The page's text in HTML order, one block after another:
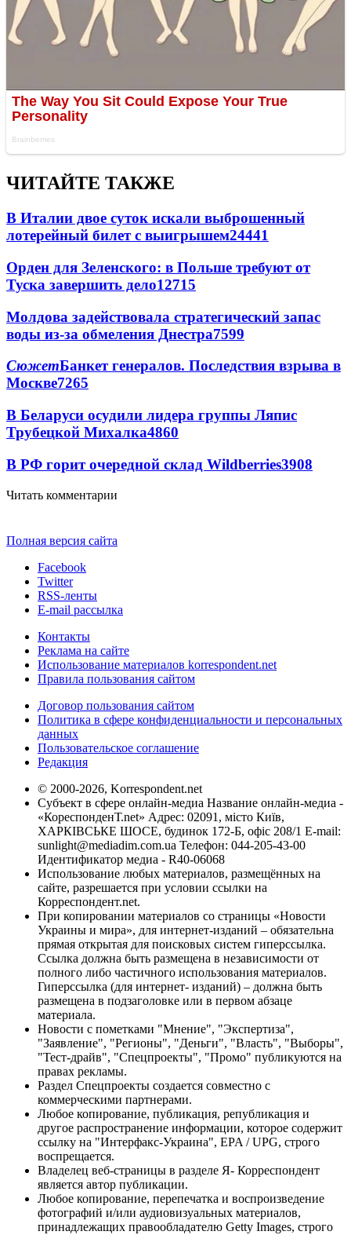
ЧИТАЙТЕ ТАКЖЕ
В Италии двое суток искали выброшенный
лотерейный билет с выигрышем24441
Орден для Зеленского: в Польше требуют от
Туска завершить дело12715
Молдова задействовала стратегический запас
воды из-за обмеления Днестра7599
СюжетБанкет генералов. Последствия взрыва в
Москве7265
В Беларуси осудили лидера группы Ляпис
Трубецкой Михалка4860
В РФ горит очередной склад Wildberries3908
Читать комментарии
Полная версия сайта
Facebook
Twitter
RSS-ленты
E-mail рассылка
Контакты
Реклама на сайте
Использование материалов korrespondent.net
Правила пользования сайтом
Договор пользования сайтом
Политика в сфере конфиденциальности и персональных
данных
Пользовательское соглашение
Редакция
© 2000-2026, Korrespondent.net
Субъект в сфере онлайн-медиа Название онлайн-медиа -
«КореспонденТ.net» Адрес: 02091, місто Київ,
ХАРКІВСЬКЕ ШОСЕ, будинок 172-Б, офіс 208/1 E-mail:
sunlight@mediadim.com.ua Телефон: 044-205-43-00
Идентификатор медиа - R40-06068
Использование любых материалов, размещённых на
сайте, разрешается при условии ссылки на
Корреспондент.net.
При копировании материалов со страницы «Новости
Украины и мира», для интернет-изданий – обязательна
прямая открытая для поисковых систем гиперссылка.
Ссылка должна быть размещена в независимости от
полного либо частичного использования материалов.
Гиперссылка (для интернет- изданий) – должна быть
размещена в подзаголовке или в первом абзаце
материала.
Новости с пометками "Мнение", "Экспертиза",
"Заявление", "Регионы", "Деньги", "Власть", "Выборы",
"Тест-драйв", "Спецпроекты", "Промо" публикуются на
правах рекламы.
Раздел Спецпроекты создается совместно с
коммерческими партнерами.
Любое копирование, публикация, републикация и
другое распространение информации, которое содержит
ссылку на "Интерфакс-Украина", EPA / UPG, строго
воспрещается.
Владелец веб-страницы в разделе Я- Корреспондент
является автор публикации.
Любое копирование, перепечатка и воспроизведение
фотографий и/или аудиовизуальных материалов,
принадлежащих правообладателю Getty Images, строго